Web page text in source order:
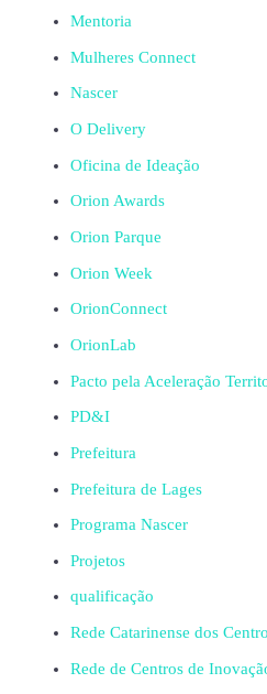
Mentoria
Mulheres Connect
Nascer
O Delivery
Oficina de Ideação
Orion Awards
Orion Parque
Orion Week
OrionConnect
OrionLab
Pacto pela Aceleração
PD&I
Prefeitura
Prefeitura de Lages
Programa Nascer
Projetos
qualificação
Rede Catarinense dos
Rede de Centros de